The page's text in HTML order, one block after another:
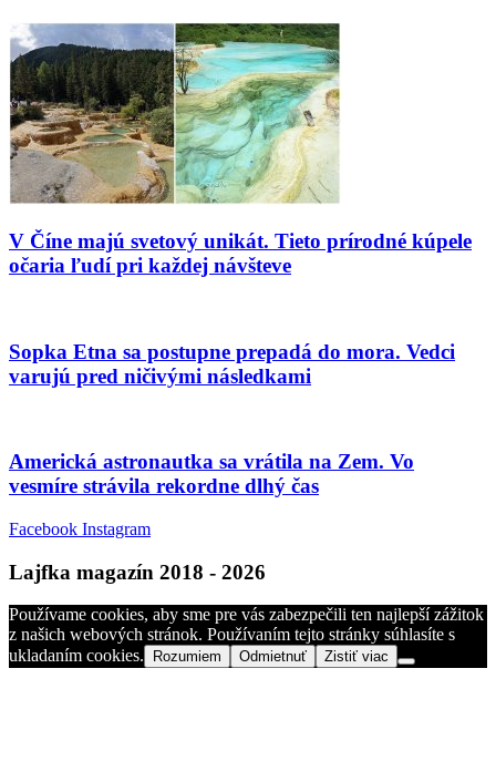
V Číne majú svetový unikát. Tieto prírodné kúpele
očaria ľudí pri každej návšteve
Sopka Etna sa postupne prepadá do mora. Vedci
varujú pred ničivými následkami
Americká astronautka sa vrátila na Zem. Vo
vesmíre strávila rekordne dlhý čas
Facebook Instagram
Lajfka magazín 2018 - 2026
Používame cookies, aby sme pre vás zabezpečili ten najlepší zážitok
z našich webových stránok. Používaním tejto stránky súhlasíte s
ukladaním cookies.
Rozumiem Odmietnuť Zistiť viac